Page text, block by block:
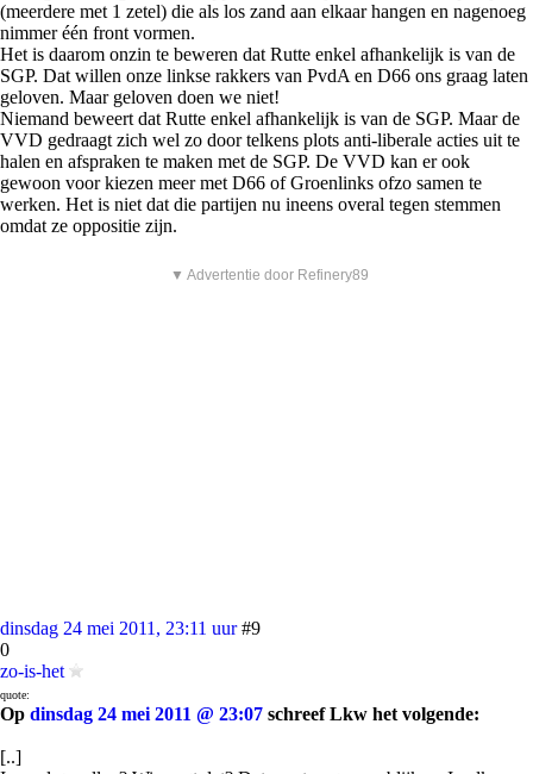
(meerdere met 1 zetel) die als los zand aan elkaar hangen en nagenoeg
nimmer één front vormen.
Het is daarom onzin te beweren dat Rutte enkel afhankelijk is van de
SGP. Dat willen onze linkse rakkers van PvdA en D66 ons graag laten
geloven. Maar geloven doen we niet!
Niemand beweert dat Rutte enkel afhankelijk is van de SGP. Maar de
VVD gedraagt zich wel zo door telkens plots anti-liberale acties uit te
halen en afspraken te maken met de SGP. De VVD kan er ook
gewoon voor kiezen meer met D66 of Groenlinks ofzo samen te
werken. Het is niet dat die partijen nu ineens overal tegen stemmen
omdat ze oppositie zijn.
▼ Advertentie door Refinery89
dinsdag 24 mei 2011, 23:11 uur #9
0
zo-is-het
quote:
Op dinsdag 24 mei 2011 @ 23:07 schreef Lkw het volgende:
[..]